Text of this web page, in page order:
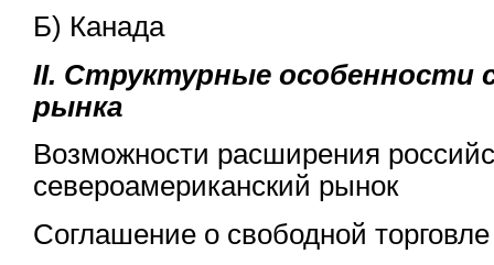
Б) Канада
II. Структурные особенности
рынка
Возможности расширения
североамериканский рынок
Соглашение о свободной